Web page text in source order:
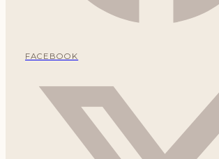
FACEBOOK